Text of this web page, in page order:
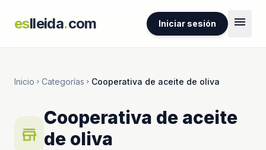
eslleida.com Iniciar sesión menu
Inicio chevron_right Categorías chevron_right Cooperativa de aceite de oliva
store
Cooperativa de aceite
de oliva